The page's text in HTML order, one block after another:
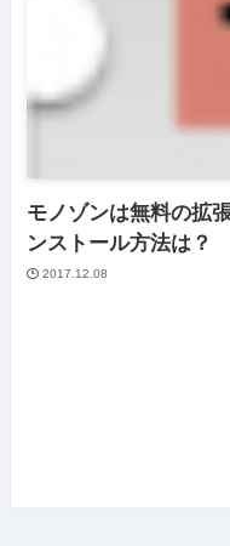
モノゾンは無料の拡
ンストール方法は？
2017.12.08